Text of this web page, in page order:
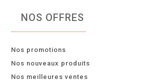
NOS OFFRES
Nos promotions
Nos nouveaux produits
Nos meilleures ventes